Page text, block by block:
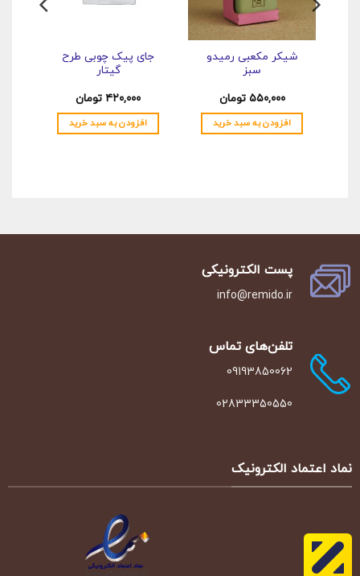
شیکر مکعبی رمیدو
سبز
۵۵۰,۰۰۰ تومان
افزودن به سبد خرید
جای پیک چوبی طرح
گیتار
۴۲۰,۰۰۰ تومان
افزودن به سبد خرید
پست الکترونیکی
info@remido.ir
تلفن‌‌های تماس
09193850062
02833350550
نماد اعتماد الکترونیک